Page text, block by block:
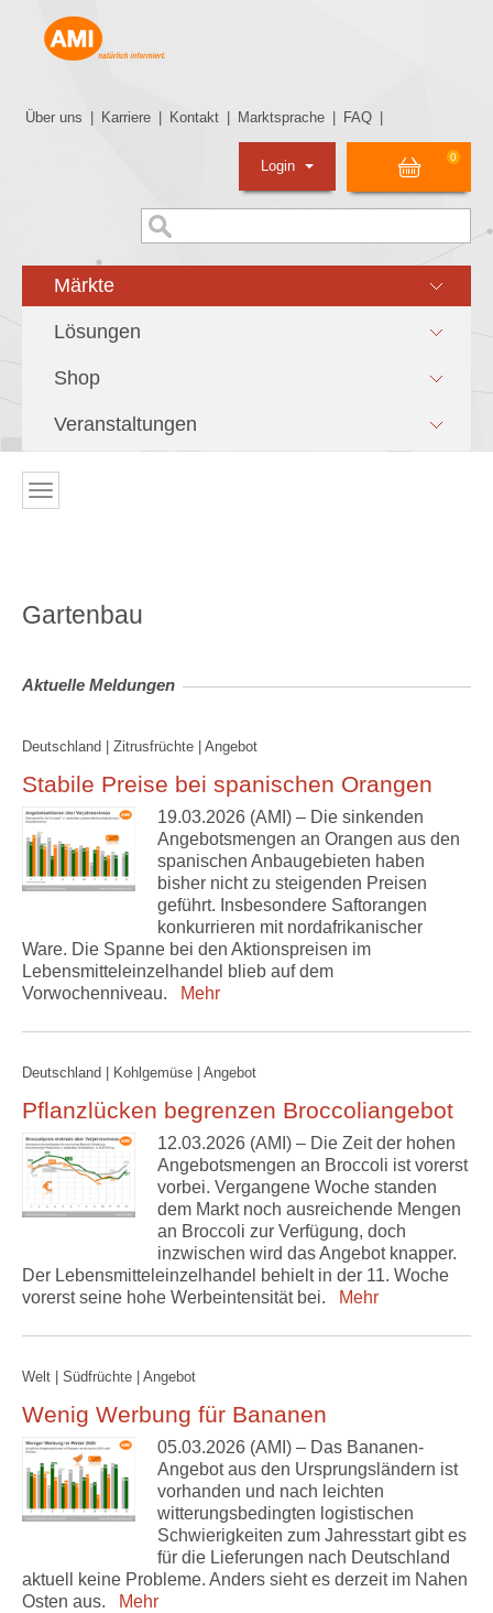
Über uns Karriere Kontakt Marktsprache FAQ
0
Login
Märkte
Lösungen
Shop
Veranstaltungen
Gartenbau
Aktuelle Meldungen
Deutschland | Zitrusfrüchte | Angebot
Stabile Preise bei spanischen Orangen
19.03.2026 (AMI) – Die sinkenden
Angebotsmengen an Orangen aus den
spanischen Anbaugebieten haben
bisher nicht zu steigenden Preisen
geführt. Insbesondere Saftorangen
konkurrieren mit nordafrikanischer
Ware. Die Spanne bei den Aktionspreisen im
Lebensmitteleinzelhandel blieb auf dem
Vorwochenniveau.
Mehr
Deutschland | Kohlgemüse | Angebot
Pflanzlücken begrenzen Broccoliangebot
12.03.2026 (AMI) – Die Zeit der hohen
Angebotsmengen an Broccoli ist vorerst
vorbei. Vergangene Woche standen
dem Markt noch ausreichende Mengen
an Broccoli zur Verfügung, doch
inzwischen wird das Angebot knapper.
Der Lebensmitteleinzelhandel behielt in der 11. Woche
vorerst seine hohe Werbeintensität bei.
Mehr
Welt | Südfrüchte | Angebot
Wenig Werbung für Bananen
05.03.2026 (AMI) – Das Bananen-
Angebot aus den Ursprungsländern ist
vorhanden und nach leichten
witterungsbedingten logistischen
Schwierigkeiten zum Jahresstart gibt es
für die Lieferungen nach Deutschland
aktuell keine Probleme. Anders sieht es derzeit im Nahen
Osten aus.
Mehr